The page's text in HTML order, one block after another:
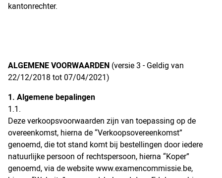
kantonrechter.
ALGEMENE VOORWAARDEN (versie 3 - Geldig van
22/12/2018 tot 07/04/2021)
1. Algemene bepalingen
1.1.
Deze verkoopsvoorwaarden zijn van toepassing op de
overeenkomst, hierna de “Verkoopsovereenkomst”
genoemd, die tot stand komt bij bestellingen door iedere
natuurlijke persoon of rechtspersoon, hierna “Koper”
genoemd, via de website www.examencommissie.be,